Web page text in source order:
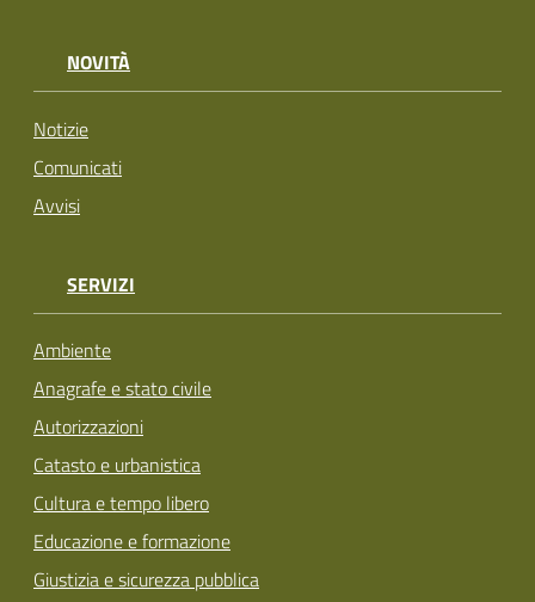
NOVITÀ
Notizie
Comunicati
Avvisi
SERVIZI
Ambiente
Anagrafe e stato civile
Autorizzazioni
Catasto e urbanistica
Cultura e tempo libero
Educazione e formazione
Giustizia e sicurezza pubblica